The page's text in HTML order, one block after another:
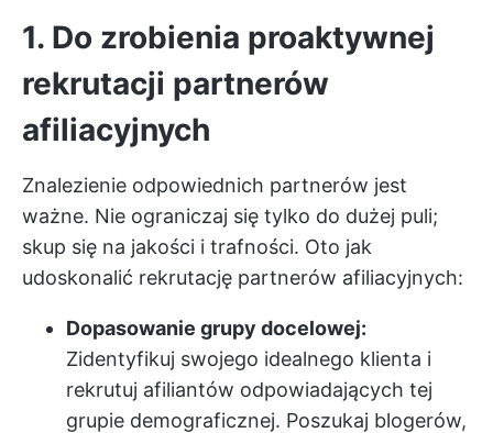
1. Do zrobienia proaktywnej
rekrutacji partnerów
afiliacyjnych
Znalezienie odpowiednich partnerów jest
ważne. Nie ograniczaj się tylko do dużej puli;
skup się na jakości i trafności. Oto jak
udoskonalić rekrutację partnerów afiliacyjnych:
Dopasowanie grupy docelowej:
Zidentyfikuj swojego idealnego klienta i
rekrutuj afiliantów odpowiadających tej
grupie demograficznej. Poszukaj blogerów,